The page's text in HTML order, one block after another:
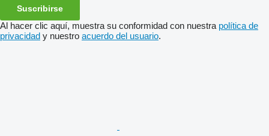
Suscribirse
Al hacer clic aquí, muestra su conformidad con nuestra política de
privacidad y nuestro acuerdo del usuario.